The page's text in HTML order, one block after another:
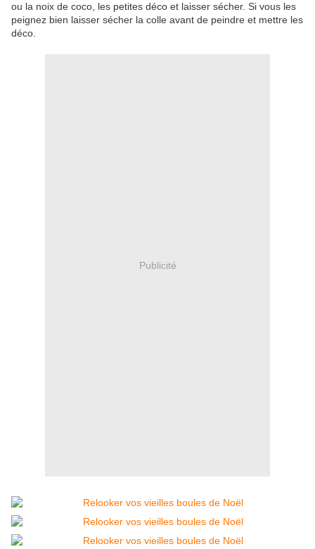
ou la noix de coco, les petites déco et laisser sécher. Si vous les
peignez bien laisser sécher la colle avant de peindre et mettre les
déco.
Publicité